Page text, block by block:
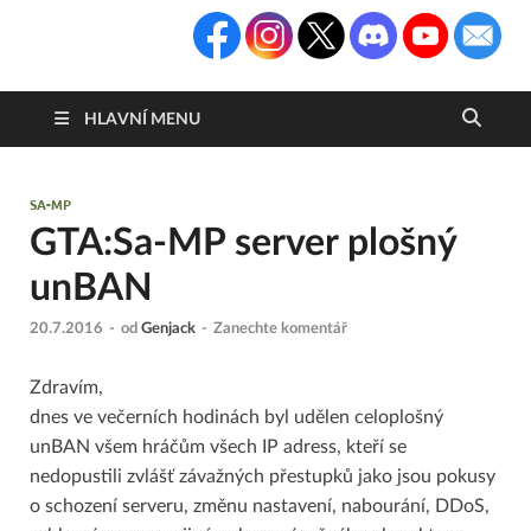
HLAVNÍ MENU
SA-MP
GTA:Sa-MP server plošný
unBAN
20.7.2016 - od Genjack - Zanechte komentář
Zdravím,
dnes ve večerních hodinách byl udělen celoplošný
unBAN všem hráčům všech IP adress, kteří se
nedopustili zvlášť závažných přestupků jako jsou pokusy
o schození serveru, změnu nastavení, nabourání, DDoS,